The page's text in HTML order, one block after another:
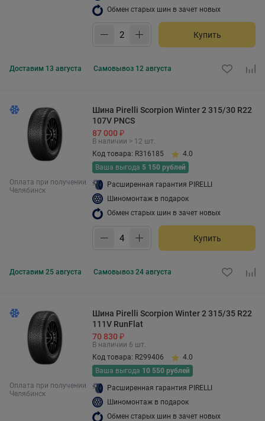
Обмен старых шин в зачет новых
Купить
Доставим 13 августа Самовывоз 12 августа
Оплата при получении
Челябинск
Шина Pirelli Scorpion Winter 2 315/30 R22
107V PNCS
87 000 ₽
В наличии > 12 шт.
Код товара: R316185
4.0
Ваша выгода 5 150 рублей
Расширенная гарантия PIRELLI
Шиномонтаж в подарок
Обмен старых шин в зачет новых
Купить
Доставим 25 августа Самовывоз 24 августа
Оплата при получении
Челябинск
Шина Pirelli Scorpion Winter 2 315/35 R22
111V RunFlat
70 830 ₽
В наличии 6 шт.
Код товара: R299406
4.0
Ваша выгода 10 550 рублей
Расширенная гарантия PIRELLI
Шиномонтаж в подарок
Обмен старых шин в зачет новых